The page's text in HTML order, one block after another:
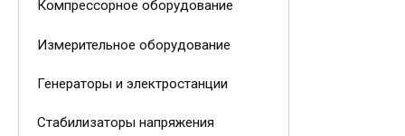
Компрессорное оборудование
Измерительное оборудование
Генераторы и электростанции
Стабилизаторы напряжения